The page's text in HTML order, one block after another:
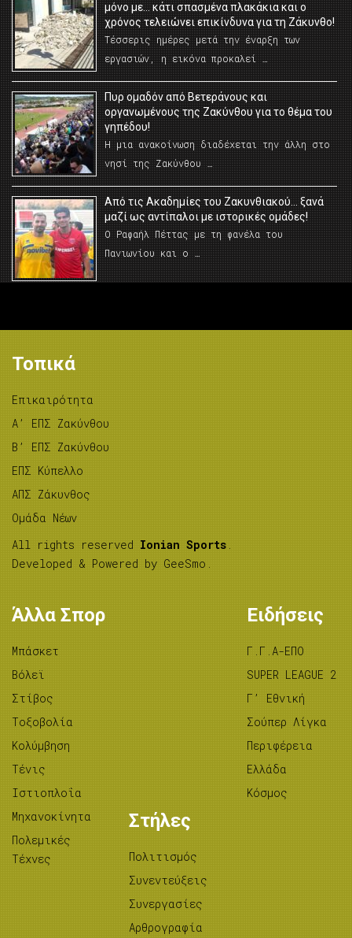
μόνο με… κάτι σπασμένα πλακάκια και ο
χρόνος τελειώνει επικίνδυνα για τη Ζάκυνθο!
Τέσσερις ημέρες μετά την έναρξη των
εργασιών, η εικόνα προκαλεί …
Πυρ ομαδόν από Βετεράνους και
οργανωμένους της Ζακύνθου για το θέμα του
γηπέδου!
Η μια ανακοίνωση διαδέχεται την άλλη στο
νησί της Ζακύνθου …
Από τις Ακαδημίες του Ζακυνθιακού… ξανά
μαζί ως αντίπαλοι με ιστορικές ομάδες!
Ο Ραφαήλ Πέττας με τη φανέλα του
Πανιωνίου και ο …
Τοπικά
Επικαιρότητα
A’ ΕΠΣ Ζακύνθου
B’ ΕΠΣ Ζακύνθου
ΕΠΣ Κύπελλο
ΑΠΣ Ζάκυνθος
Ομάδα Νέων
All rights reserved Ionian Sports .
Developed & Powered by GeeSmo .
Άλλα Σπορ
Μπάσκετ
Βόλεϊ
Στίβος
Tοξοβολία
Κολύμβηση
Τένις
Ιστιοπλοΐα
Μηχανοκίνητα
Πολεμικές
Τέχνες
Ειδήσεις
Γ.Γ.Α-ΕΠΟ
SUPER LEAGUE 2
Γ’ Εθνική
Σούπερ Λίγκα
Περιφέρεια
Ελλάδα
Κόσμος
Στήλες
Πολιτισμός
Συνεντεύξεις
Συνεργασίες
Αρθρογραφία